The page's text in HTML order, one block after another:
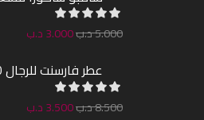
5.000د.ب3.000د.ب
8.500د.ب3.500د.ب